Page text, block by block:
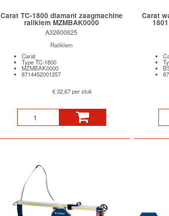
Carat TC-1800 diamant zaagmachine
railklem MZMBAK0000
A32600625
Railklem
Carat
Type TC-1800
MZMBAK0000
8714452001257
€ 32,67 per stuk
Carat